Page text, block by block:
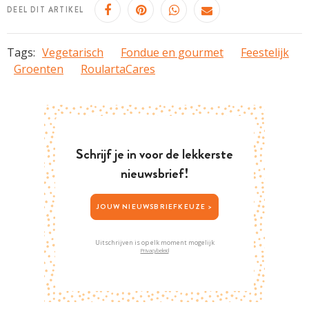
DEEL DIT ARTIKEL
Tags: Vegetarisch Fondue en gourmet
Feestelijk
Groenten
RoulartaCares
Schrijf je in voor de lekkerste
nieuwsbrief!
JOUW NIEUWSBRIEFKEUZE >
Uitschrijven is op elk moment mogelijk
Privacybeleid